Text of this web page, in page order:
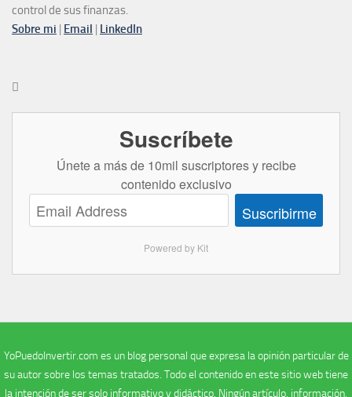
control de sus finanzas.
Sobre mi | Email | LinkedIn

Suscríbete
Únete a más de 10mil suscriptores y recibe
contenido exclusivo
Suscribirme
Powered by Kit
YoPuedoInvertir.com es un blog personal que expresa la opinión particular de
su autor sobre los temas tratados. Todo el contenido en este sitio web tiene
la intención de ser solo informativo y didáctico. Ningún artículo, información,